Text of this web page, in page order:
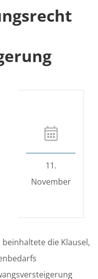
11.
November
die Klausel,